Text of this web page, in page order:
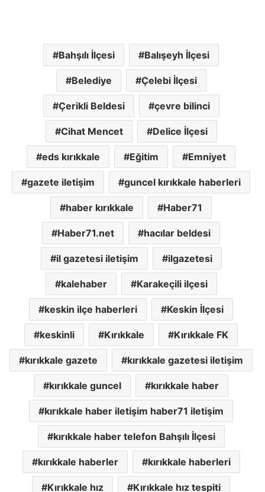
Bahşılı İlçesi Balışeyh İlçesi
Belediye Çelebi İlçesi
Çerikli Beldesi çevre bilinci
Cihat Mencet Delice İlçesi
eds kırıkkale Eğitim Emniyet
gazete iletişim guncel kırıkkale haberleri
haber kırıkkale Haber71
Haber71.net hacılar beldesi
il gazetesi iletişim ilgazetesi
kalehaber Karakeçili ilçesi
keskin ilçe haberleri Keskin İlçesi
keskinli Kırıkkale Kırıkkale FK
kırıkkale gazete kırıkkale gazetesi iletişim
kırıkkale guncel kırıkkale haber
kırıkkale haber iletişim haber71 iletişim
kırıkkale haber telefon Bahşılı İlçesi
kırıkkale haberler kırıkkale haberleri
Kırıkkale hız Kırıkkale hız tespiti